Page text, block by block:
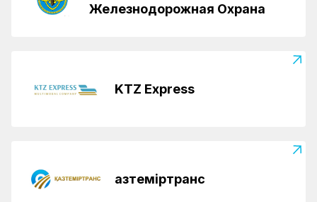
Железнодорожная Охрана
KTZ Express
Қазтеміртранс